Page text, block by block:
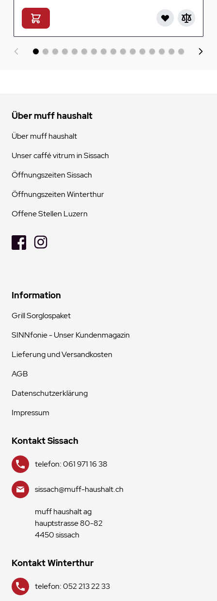
Über muff haushalt
Über muff haushalt
Unser caffé vitrum in Sissach
Öffnungszeiten Sissach
Öffnungszeiten Winterthur
Offene Stellen Luzern
Information
Grill Sorglospaket
SINNfonie - Unser Kundenmagazin
Lieferung und Versandkosten
AGB
Datenschutzerklärung
Impressum
Kontakt Sissach
telefon: 061 971 16 38
sissach@muff-haushalt.ch
muff haushalt ag
hauptstrasse 80-82
4450 sissach
Kontakt Winterthur
telefon: 052 213 22 33